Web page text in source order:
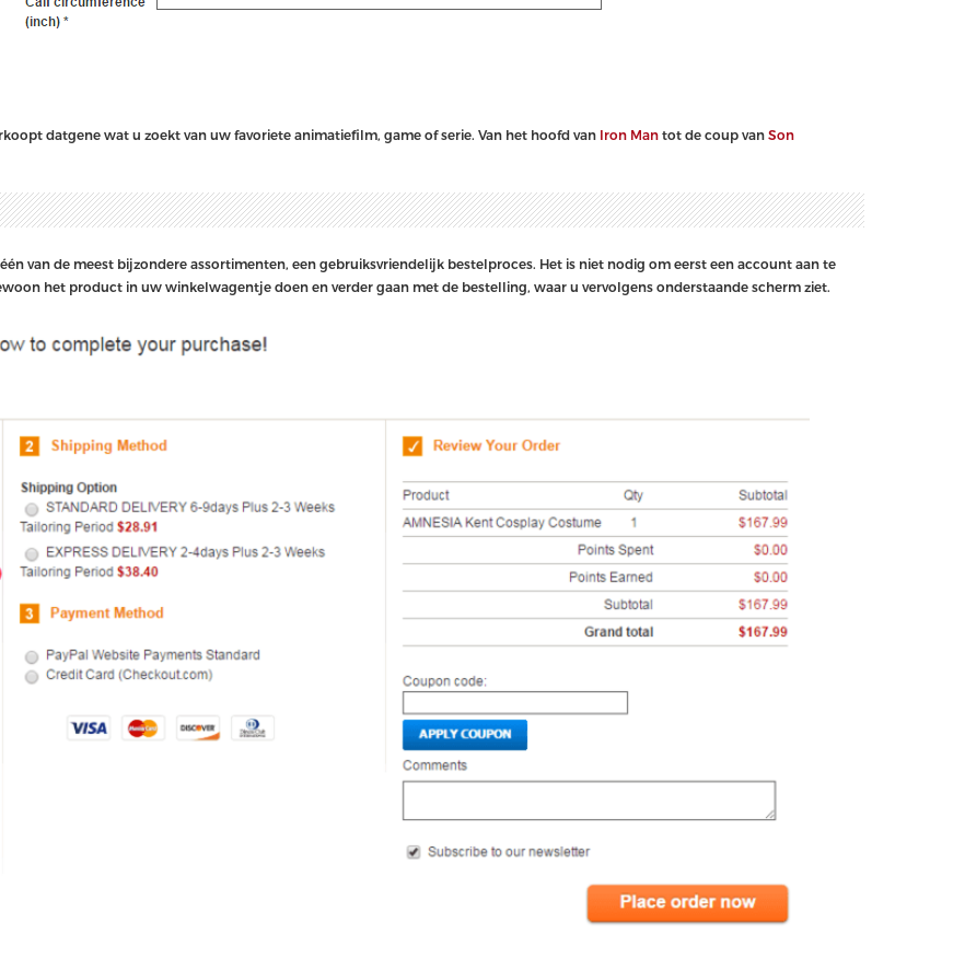
datgene wat u zoekt van uw favoriete animatiefilm, game of serie. Van het hoofd van Iron Mantot de coup vanSon
van de meest bijzondere assortimenten, een gebruiksvriendelijk bestelproces. Het is niet nodig om eerst een account aan te
het product in uw winkelwagentje doen en verder gaan met de bestelling, waar u vervolgens onderstaande scherm ziet.